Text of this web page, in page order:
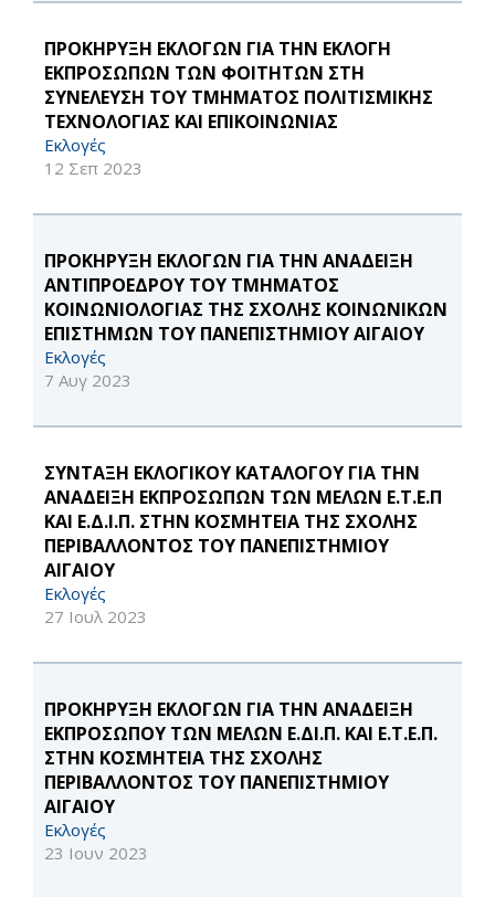
ΠΡΟΚΗΡΥΞΗ ΕΚΛΟΓΩΝ ΓΙΑ ΤΗΝ ΕΚΛΟΓΗ
ΕΚΠΡΟΣΩΠΩΝ ΤΩΝ ΦΟΙΤΗΤΩΝ ΣΤΗ
ΣΥΝΕΛΕΥΣΗ ΤΟΥ ΤΜΗΜΑΤΟΣ ΠΟΛΙΤΙΣΜΙΚΗΣ
ΤΕΧΝΟΛΟΓΙΑΣ ΚΑΙ ΕΠΙΚΟΙΝΩΝΙΑΣ
Εκλογές
12 Σεπ 2023
ΠΡΟΚΗΡΥΞΗ ΕΚΛΟΓΩΝ ΓΙΑ ΤΗΝ ΑΝΑΔΕΙΞΗ
ΑΝΤΙΠΡΟΕΔΡΟΥ ΤΟΥ ΤΜΗΜΑΤΟΣ
ΚΟΙΝΩΝΙΟΛΟΓΙΑΣ ΤΗΣ ΣΧΟΛΗΣ ΚΟΙΝΩΝΙΚΩΝ
ΕΠΙΣΤΗΜΩΝ ΤΟΥ ΠΑΝΕΠΙΣΤΗΜΙΟΥ ΑΙΓΑΙΟΥ
Εκλογές
7 Αυγ 2023
ΣΥΝΤΑΞΗ ΕΚΛΟΓΙΚΟΥ ΚΑΤΑΛΟΓΟΥ ΓΙΑ ΤΗΝ
ΑΝΑΔΕΙΞΗ ΕΚΠΡΟΣΩΠΩΝ ΤΩΝ ΜΕΛΩΝ Ε.Τ.Ε.Π
ΚΑΙ Ε.Δ.Ι.Π. ΣΤΗΝ ΚΟΣΜΗΤΕΙΑ ΤΗΣ ΣΧΟΛΗΣ
ΠΕΡΙΒΑΛΛΟΝΤΟΣ ΤΟΥ ΠΑΝΕΠΙΣΤΗΜΙΟΥ
ΑΙΓΑΙΟΥ
Εκλογές
27 Ιουλ 2023
ΠΡΟΚΗΡΥΞΗ ΕΚΛΟΓΩΝ ΓΙΑ ΤΗΝ ΑΝΑΔΕΙΞΗ
ΕΚΠΡΟΣΩΠΟΥ ΤΩΝ ΜΕΛΩΝ Ε.ΔΙ.Π. ΚΑΙ Ε.Τ.Ε.Π.
ΣΤΗΝ ΚΟΣΜΗΤΕΙΑ ΤΗΣ ΣΧΟΛΗΣ
ΠΕΡΙΒΑΛΛΟΝΤΟΣ ΤΟΥ ΠΑΝΕΠΙΣΤΗΜΙΟΥ
ΑΙΓΑΙΟΥ
Εκλογές
23 Ιουν 2023